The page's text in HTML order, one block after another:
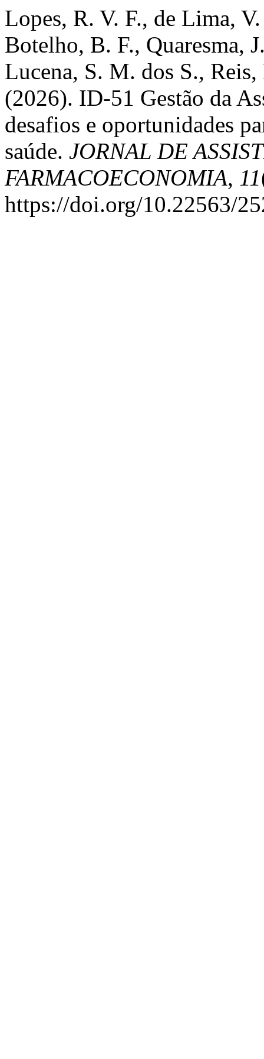
Lopes, R. V. F., de Lima,
Botelho, B. F., Quaresma,
Lucena, S. M. dos S.,
(2026). ID-51 Gestão da
desafios e oportunidades
saúde. JORNAL DE
FARMACOECONOMIA, 11
https://doi.org/10.22563/